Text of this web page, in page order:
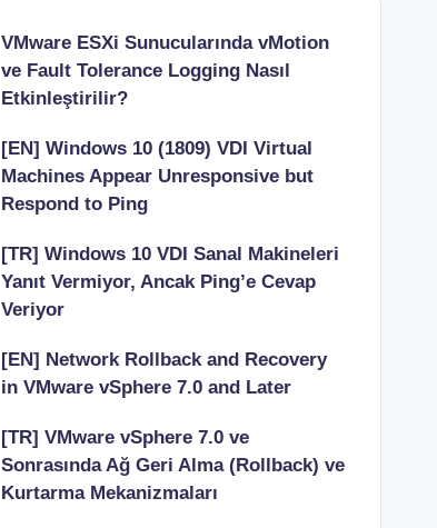
VMware ESXi Sunucularında vMotion
ve Fault Tolerance Logging Nasıl
Etkinleştirilir?
[EN] Windows 10 (1809) VDI Virtual
Machines Appear Unresponsive but
Respond to Ping
[TR] Windows 10 VDI Sanal Makineleri
Yanıt Vermiyor, Ancak Ping’e Cevap
Veriyor
[EN] Network Rollback and Recovery
in VMware vSphere 7.0 and Later
[TR] VMware vSphere 7.0 ve
Sonrasında Ağ Geri Alma (Rollback) ve
Kurtarma Mekanizmaları